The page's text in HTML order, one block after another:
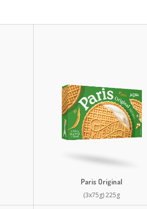
Paris Original
(3x75g) 225g